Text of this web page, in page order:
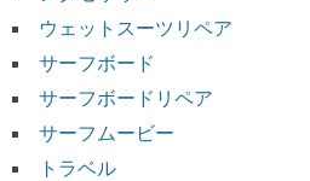
ウェットスーツリペア
サーフボード
サーフボードリペア
サーフムービー
トラベル